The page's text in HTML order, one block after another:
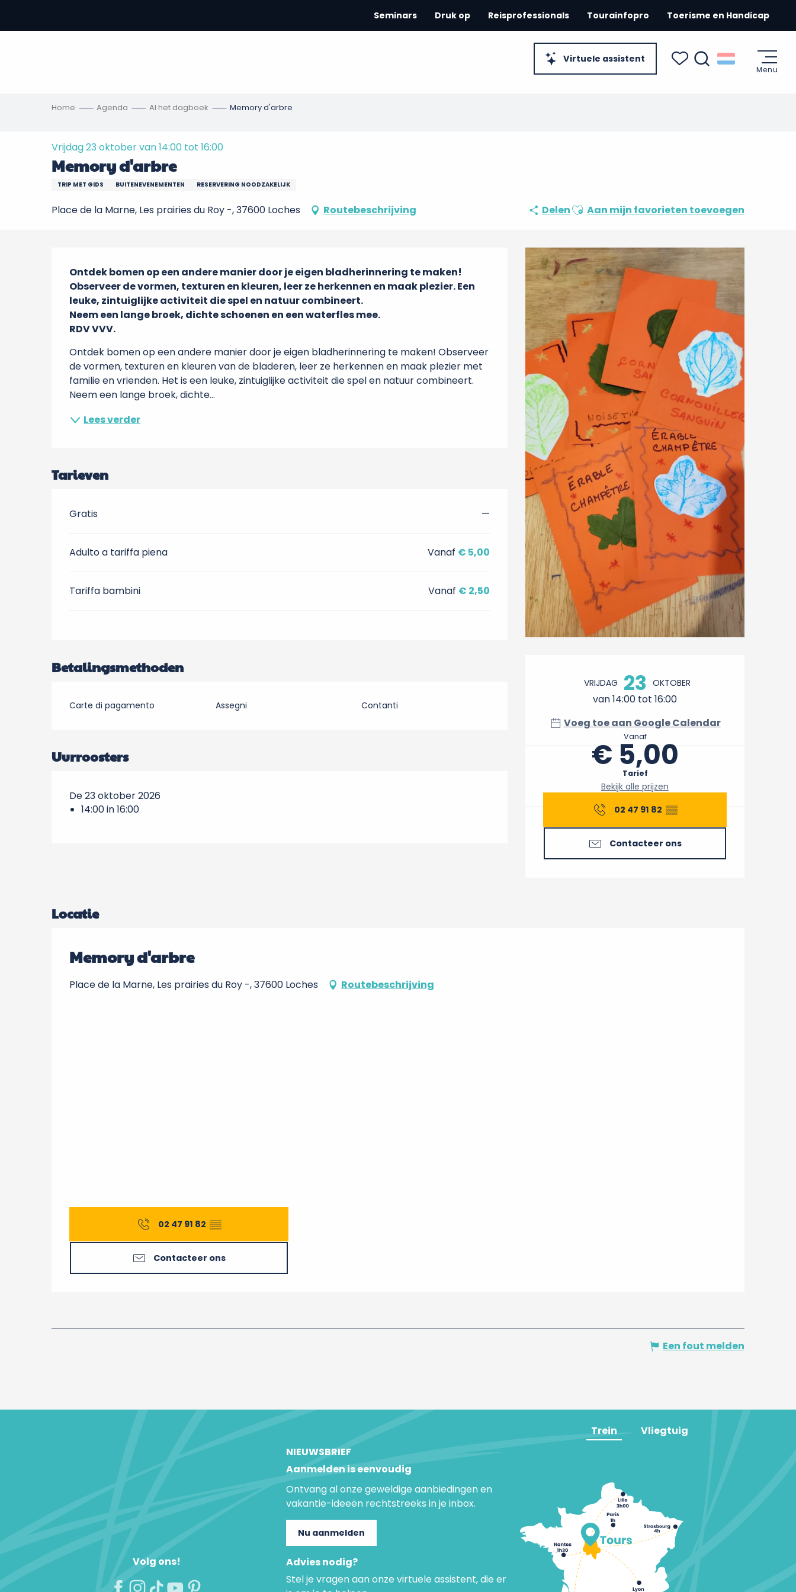
contenu
Virtuele assistent
Seminars Druk op Reisprofessionals Tourainfopro Toerisme en Handicap
Menu
Home Agenda Al het dagboek Memory d'arbre
Vrijdag 23 oktober van 14:00 tot 16:00
Memory d'arbre
TRIP MET GIDS BUITENEVENEMENTEN RESERVERING NOODZAKELIJK
Place de la Marne, Les prairies du Roy -, 37600 Loches Routebeschrijving DelenAjouter aux favoris
Aan mijn favorieten toevoegen
Openingstijden en
VRIJDAG 23 OKTOBER
van 14:00 tot 16:00
Voeg toe aan Google Calendar
Vanaf
€ 5,00
Tarief
Bekijk alle prijzen
02 47 91 82 ▒▒
Contacteer ons
Beschrijving
Ontdek bomen op een andere manier door je eigen bladherinnering te maken!
Observeer de vormen, texturen en kleuren, leer ze herkennen en maak plezier. Een
leuke, zintuiglijke activiteit die spel en natuur combineert.
Neem een lange broek, dichte schoenen en een waterfles mee.
RDV VVV.
Ontdek bomen op een andere manier door je eigen bladherinnering te maken! Observeer
de vormen, texturen en kleuren van de bladeren, leer ze herkennen en maak plezier met
familie en vrienden. Het is een leuke, zintuiglijke activiteit die spel en natuur combineert.
Neem een lange broek, dichte...
Lees verder
Tarieven
Gratis —
Adulto a tariffa piena Vanaf € 5,00
Tariffa bambini Vanaf € 2,50
Betalingsmethoden
Carte di pagamento Assegni Contanti
Uurroosters
De 23 oktober 2026
14:00 in 16:00
Locatie
Memory d'arbre
Place de la Marne, Les prairies du Roy -, 37600 Loches Routebeschrijving
02 47 91 82 ▒▒
Contacteer ons
Een fout melden
Volg ons!
NIEUWSBRIEF
Aanmelden is eenvoudig
Ontvang al onze geweldige aanbiedingen en
vakantie-ideeën rechtstreeks in je inbox.
Nu aanmelden
Advies nodig?
Stel je vragen aan onze virtuele assistent, die er
Trein Vliegtuig